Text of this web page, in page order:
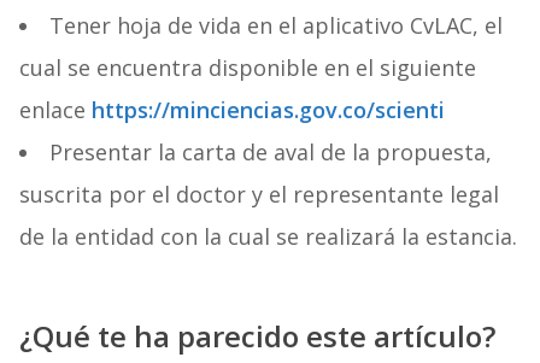
Tener hoja de vida en el aplicativo CvLAC, el
cual se encuentra disponible en el siguiente
enlace https://minciencias.gov.co/scienti
Presentar la carta de aval de la propuesta,
suscrita por el doctor y el representante legal
de la entidad con la cual se realizará la estancia.
¿Qué te ha parecido este artículo?